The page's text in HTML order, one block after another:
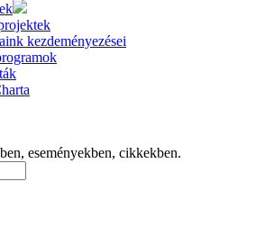
kezdeményezései
eseményekben, cikkekben.